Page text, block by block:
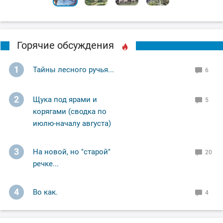
Горячие обсуждения
1 Тайны лесного ручья... 6
2
Щука под ярами и
корягами (сводка по
июлю-началу августа)
5
3
На новой, но "старой"
речке...
20
4 Во как. 4